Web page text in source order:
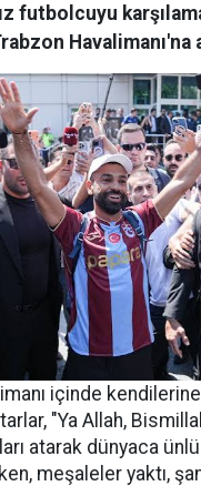
futbolcuyu
Havalimanı'na
içinde kendilerine
"Ya Allah,
atarak dünyaca
meşaleler yaktı,